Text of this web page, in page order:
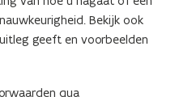
u
w
v
n
Bekijk ook
geeft en voorbeelden
qua